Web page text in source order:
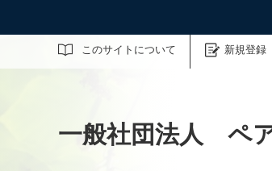
このサイトについて 新規登録
サイト内検索
一般社団法人 ペ